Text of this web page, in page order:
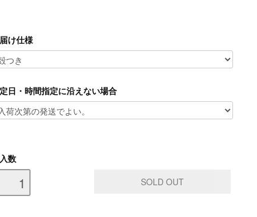
け仕様
日・時間指定に沿えない場合
数